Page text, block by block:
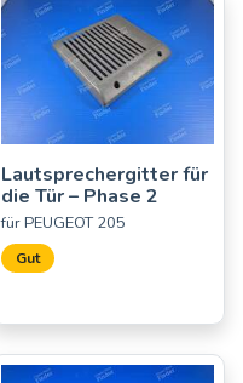
Lautsprechergitter für
die Tür – Phase 2
für PEUGEOT 205
Gut